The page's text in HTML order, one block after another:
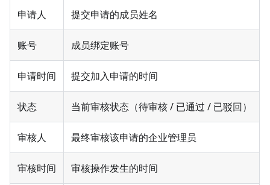
申请人 提交申请的成员姓名
账号 成员绑定账号
申请时间 提交加入申请的时间
状态 当前审核状态（待审核 / 已通过 / 已驳回）
审核人 最终审核该申请的企业管理员
审核时间 审核操作发生的时间